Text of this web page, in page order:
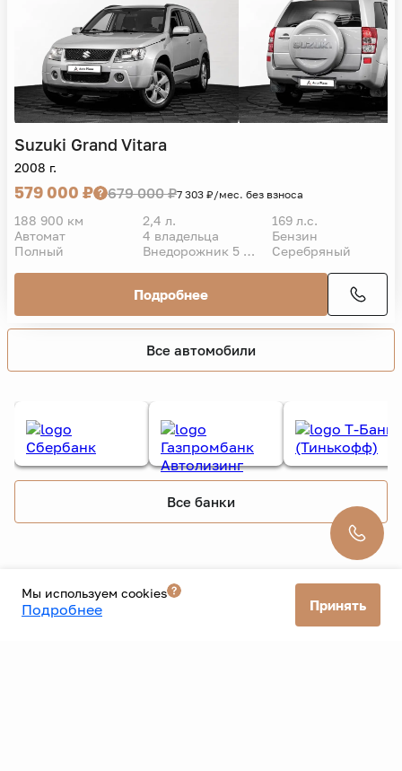
Suzuki Grand Vitara
2008 г.
579 000 ₽ 679 000 ₽7 303 ₽/мес. без взноса
188 900 км 2,4 л.
169 л.с.
Автомат
4 владельца
Бензин
Полный
Внедорожник 5 дв. Серебряный
Подробнее
Все автомобили
Все банки
Мы используем cookies
Подробнее Принять